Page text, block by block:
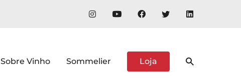
Sobre Vinho Sommelier Loja